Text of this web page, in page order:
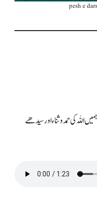
pesh e
اللہ کی حمد و ثناء اور سیدھے